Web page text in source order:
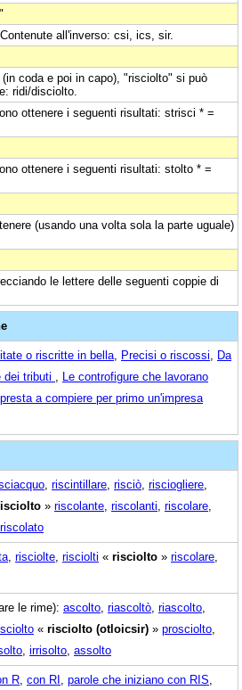
all'inverso: csi, ics, sir.
coda e poi in capo), "risciolto" si può
ridi/disciolto.
ottenere i seguenti risultati: strisci * =
ottenere i seguenti risultati: stolto * =
(usando una volta sola la parte uguale)
le lettere delle seguenti coppie di
o riscritte in bella Precisi o riscossi
Da
dei tributi
Le controfigure che lavorano
a compiere per primo un'impresa
riscintillare risciò risciogliere
» riscolante riscolanti riscolare
riscolato
risciolte risciolti « risciolto » riscolare
le rime): ascolto riascoltò riascolto
« risciolto (otloicsir) » prosciolto
irrisolto assolto
R con RI parole che iniziano con RIS